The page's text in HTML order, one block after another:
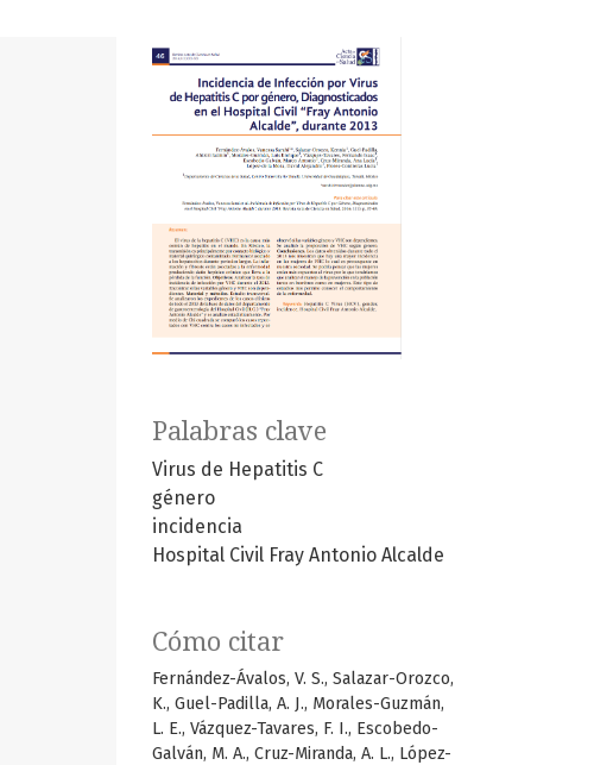
Palabras clave
Virus de Hepatitis C
género
incidencia
Hospital Civil Fray Antonio Alcalde
Cómo citar
Fernández-Ávalos, V. S., Salazar-Orozco,
K., Guel-Padilla, A. J., Morales-Guzmán,
L. E., Vázquez-Tavares, F. I., Escobedo-
Galván, M. A., Cruz-Miranda, A. L., López-